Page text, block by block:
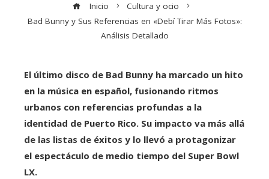
Inicio
Cultura y ocio
Bad Bunny y Sus Referencias en «Debí Tirar Más Fotos»:
Análisis Detallado
El último disco de Bad Bunny ha marcado un hito
en la música en español, fusionando ritmos
urbanos con referencias profundas a la
identidad de Puerto Rico. Su impacto va más allá
de las listas de éxitos y lo llevó a protagonizar
el espectáculo de medio tiempo del Super Bowl
LX.